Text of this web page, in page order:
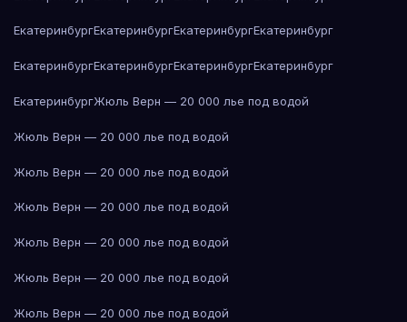
ЕкатеринбургЕкатеринбургЕкатеринбургЕкатеринбург
ЕкатеринбургЕкатеринбургЕкатеринбургЕкатеринбург
ЕкатеринбургЖюль Верн — 20 000 лье под водой
Жюль Верн — 20 000 лье под водой
Жюль Верн — 20 000 лье под водой
Жюль Верн — 20 000 лье под водой
Жюль Верн — 20 000 лье под водой
Жюль Верн — 20 000 лье под водой
Жюль Верн — 20 000 лье под водой